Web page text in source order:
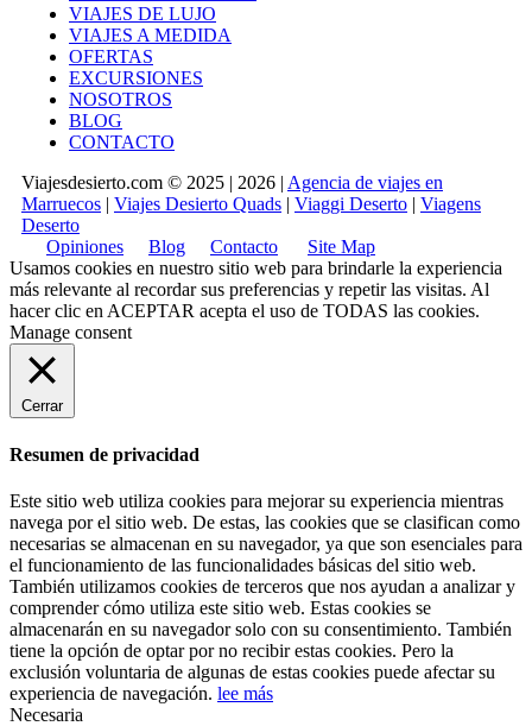
VIAJES DE LUJO
VIAJES A MEDIDA
OFERTAS
EXCURSIONES
NOSOTROS
BLOG
CONTACTO
Viajesdesierto.com © 2025 | 2026 | Agencia de viajes en
Marruecos | Viajes Desierto Quads | Viaggi Deserto | Viagens
Deserto
Opiniones
Blog Contacto
Site Map
Usamos cookies en nuestro sitio web para brindarle la experiencia
más relevante al recordar sus preferencias y repetir las visitas. Al
hacer clic en ACEPTAR acepta el uso de TODAS las cookies.
Manage consent
Cerrar
Resumen de privacidad
Este sitio web utiliza cookies para mejorar su experiencia mientras
navega por el sitio web. De estas, las cookies que se clasifican como
necesarias se almacenan en su navegador, ya que son esenciales para
el funcionamiento de las funcionalidades básicas del sitio web.
También utilizamos cookies de terceros que nos ayudan a analizar y
comprender cómo utiliza este sitio web. Estas cookies se
almacenarán en su navegador solo con su consentimiento. También
tiene la opción de optar por no recibir estas cookies. Pero la
exclusión voluntaria de algunas de estas cookies puede afectar su
experiencia de navegación. lee más
Necesaria